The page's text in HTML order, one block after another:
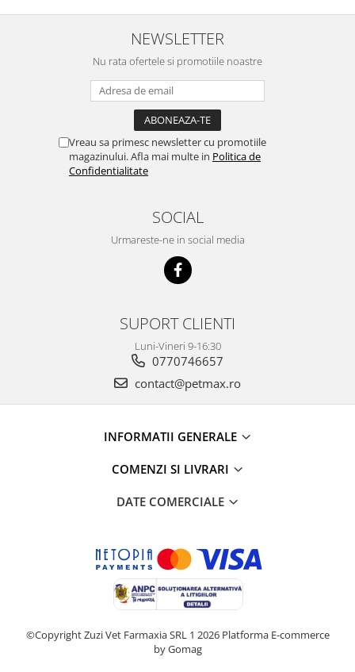
NEWSLETTER
Nu rata ofertele si promotiile noastre
Vreau sa primesc newsletter cu promotiile
magazinului. Afla mai multe in Politica de
Confidentialitate
SOCIAL
Urmareste-ne in social media
SUPORT CLIENTI
Luni-Vineri 9-16:30
0770746657
contact@petmax.ro
INFORMATII GENERALE
COMENZI SI LIVRARI
DATE COMERCIALE
©Copyright Zuzi Vet Farmaxia SRL 1 2026 Platforma E-commerce
by Gomag